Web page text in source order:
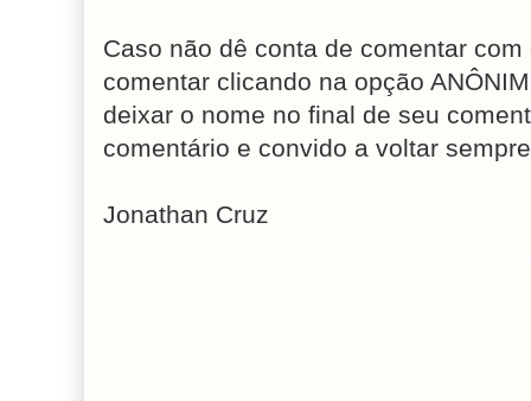
Caso não dê conta de comentar
comentar clicando na opção
deixar o nome no final de seu
comentário e convido a voltar
Jonathan Cruz